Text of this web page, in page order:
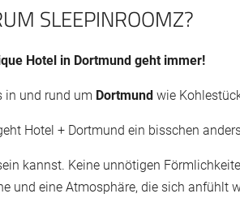
SLEEPINROOMZ?
Hotel in Dortmund geht immer!
in und rund um Dortmundwie
Hotel + Dortmund ein bisschen
kannst. Keine unnötigen
und eine Atmosphäre, die sich anfühlt